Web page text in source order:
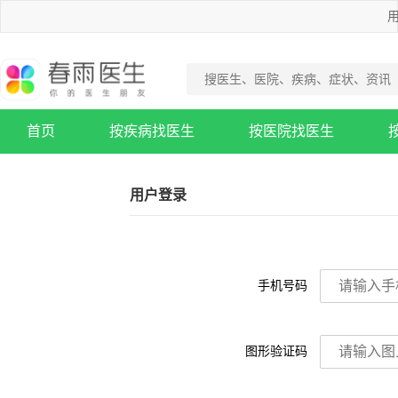
首页 按疾病找医生 按医院找医生
用户登录
手机号码
图形验证码